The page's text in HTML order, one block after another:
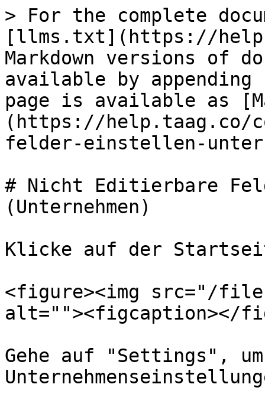
> For the complete
[llms.txt](https://
Markdown versions of
available by
page is available as
(https://help.taag.co/
felder-einstellen-
# Nicht Editierbare
(Unternehmen)
Klicke auf der
<figure><img src="/
alt=""><figcaption></
Gehe auf "Settings",